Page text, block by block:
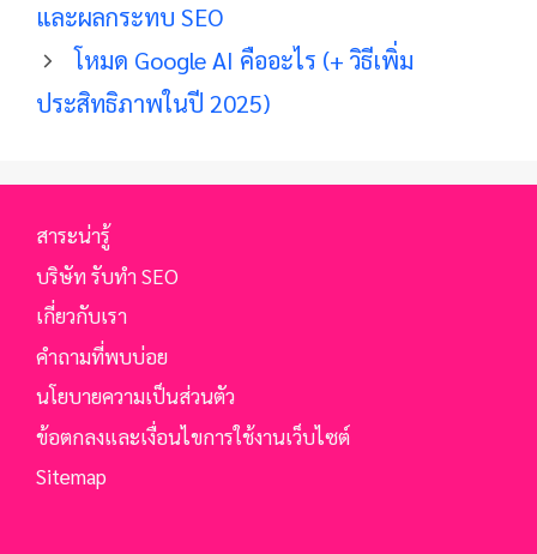
และผลกระทบ SEO
โหมด Google AI คืออะไร (+ วิธีเพิ่ม
ประสิทธิภาพในปี 2025)
สาระน่ารู้
บริษัท รับทำ SEO
เกี่ยวกับเรา
คำถามที่พบบ่อย
นโยบายความเป็นส่วนตัว
ข้อตกลงและเงื่อนไขการใช้งานเว็บไซต์
Sitemap